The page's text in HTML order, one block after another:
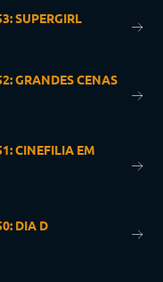
SUPERGIRL
GRANDES CENAS
CINEFILIA EM
DIA D